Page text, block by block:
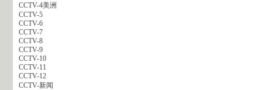
CCTV-4美洲
CCTV-5
CCTV-6
CCTV-7
CCTV-8
CCTV-9
CCTV-10
CCTV-11
CCTV-12
CCTV-新闻